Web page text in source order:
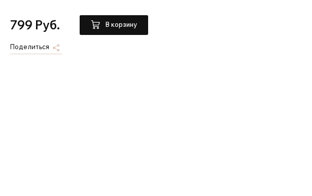
799 Руб. В корзину
Поделиться